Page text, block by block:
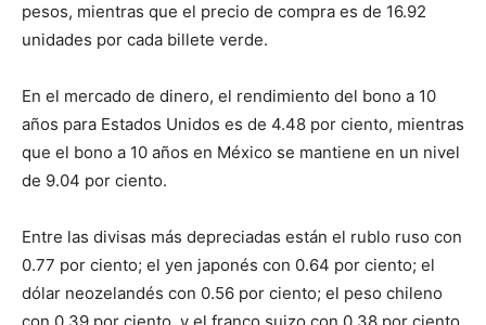
pesos, mientras que el precio de compra es de 16.92
unidades por cada billete verde.
En el mercado de dinero, el rendimiento del bono a 10
años para Estados Unidos es de 4.48 por ciento, mientras
que el bono a 10 años en México se mantiene en un nivel
de 9.04 por ciento.
Entre las divisas más depreciadas están el rublo ruso con
0.77 por ciento; el yen japonés con 0.64 por ciento; el
dólar neozelandés con 0.56 por ciento; el peso chileno